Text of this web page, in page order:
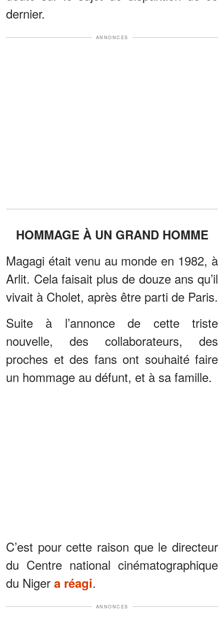
dernier.
ANNONCES
HOMMAGE À UN GRAND HOMME
Magagi était venu au monde en 1982, à
Arlit. Cela faisait plus de douze ans qu’il
vivait à Cholet, après être parti de Paris.
Suite à l’annonce de cette triste
nouvelle, des collaborateurs, des
proches et des fans ont souhaité faire
un hommage au défunt, et à sa famille.
C’est pour cette raison que le directeur
du Centre national cinématographique
du Niger a réagi.
ANNONCES